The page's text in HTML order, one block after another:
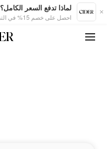
لماذا تدفع السعر الكامل؟
احصل على خصم 15% في التطبيق